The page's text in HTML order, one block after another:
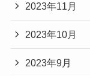
2023年11月
2023年10月
2023年9月